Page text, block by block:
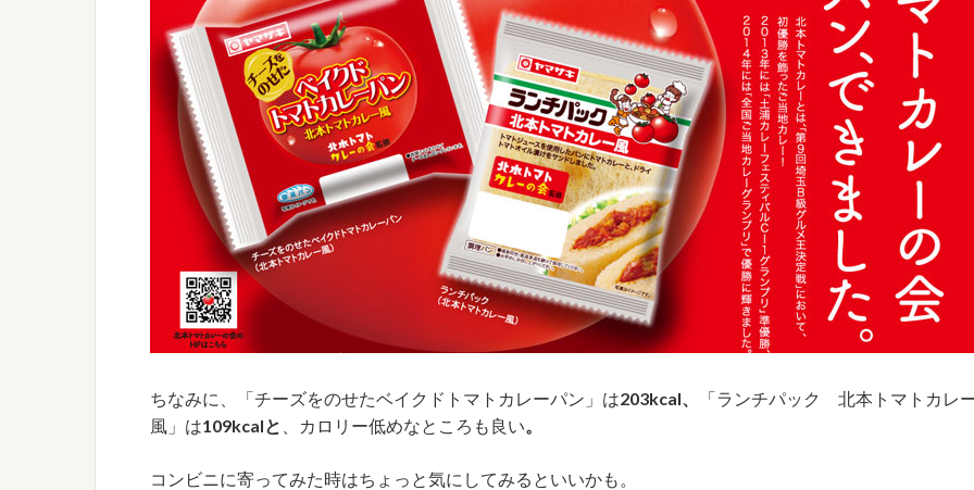
ちなみに、「チーズをのせたベイクドトマトカレーパン」は203kcal、
「ランチパック 北本トマトカレ
風」は109kcalと 、カロリー低めなところも良い。
コンビニに寄ってみた時はちょっと気にしてみるといいかも。